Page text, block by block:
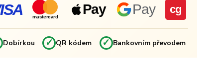
mastercard Pay Pay cg
Dobírkou ✓ QR kódem ✓ Bankovním převodem